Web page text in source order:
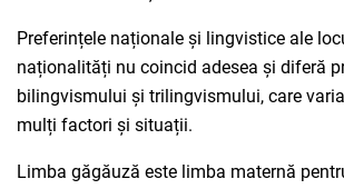
Preferințele naționale și lingvistice ale
naționalități nu coincid adesea și diferă
bilingvismului și trilingvismului, care
mulți factori și situații.
Limba găgăuză este limba maternă